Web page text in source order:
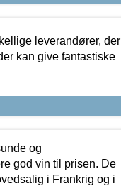
leverandører, der
kan give fantastiske
og
god vin til prisen. De
i Frankrig og i